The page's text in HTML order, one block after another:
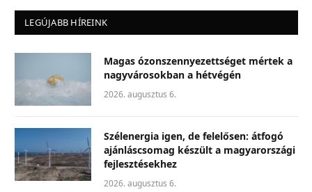
LEGÚJABB HÍREINK
Magas ózonszennyezettséget mértek a
nagyvárosokban a hétvégén
2026. augusztus 6.
Szélenergia igen, de felelősen: átfogó
ajánláscsomag készült a magyarországi
fejlesztésekhez
2026. augusztus 6.